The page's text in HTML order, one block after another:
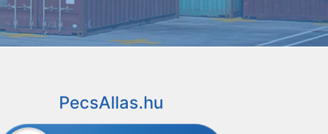
PecsAllas.hu